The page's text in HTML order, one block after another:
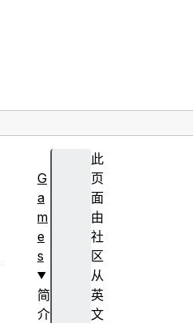
此
页
面
由
社
区
从
英
文
G
a
m
e
s
简
介